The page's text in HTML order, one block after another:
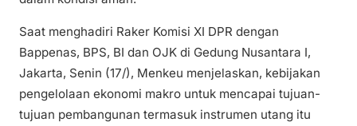
Saat menghadiri Raker Komisi XI DPR dengan
Bappenas, BPS, BI dan OJK di Gedung Nusantara I,
Jakarta, Senin (17/), Menkeu menjelaskan, kebijakan
pengelolaan ekonomi makro untuk mencapai tujuan-
tujuan pembangunan termasuk instrumen utang itu